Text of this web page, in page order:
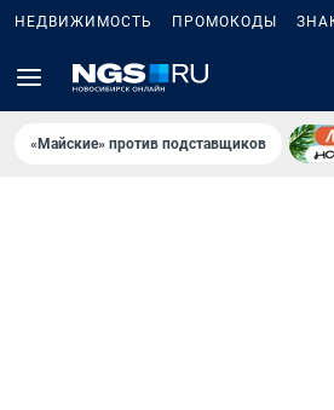
НЕДВИЖИМОСТЬ ПРОМОКОДЫ
«Майские» против подставщиков